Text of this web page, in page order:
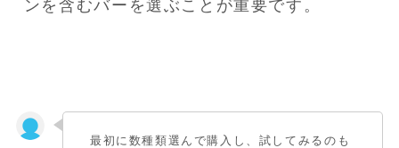
ンを含むバーを選ぶことが重要です。
最初に数種類選んで購入し、試してみるのも